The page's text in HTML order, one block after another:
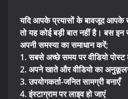
यदि आपके प्रयासों के बावजूद आपके
तो यह कोई बड़ी बात नहीं है। बस
अपनी समस्या का समाधान करें;
1. सबसे अच्छे समय पर वीडियो
2. अपने खाते और वीडियो का
3. उपयोगकर्ता-जनित सामग्री बनाएँ
4. इंस्टाग्राम पर लाइव हो जाएं